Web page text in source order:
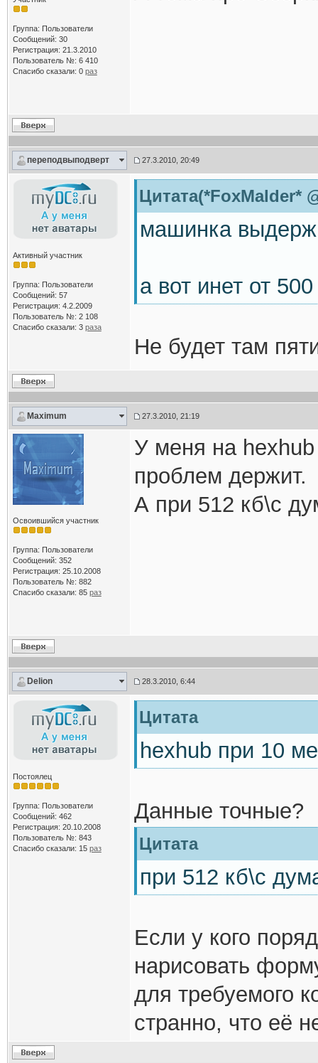
Группа: Пользователи
Сообщений: 30
Регистрация: 21.3.2010
Пользователь №: 6 410
Спасибо сказали: 0 раз
переподвыподверт 27.3.2010, 20:49
Активный участник
Группа: Пользователи
Сообщений: 57
Регистрация: 4.2.2009
Пользователь №: 2 108
Спасибо сказали: 3 раза
Цитата(*FoxMalder*
машинка
а вот инет от
Не будет там
Maximum 27.3.2010, 21:19
Освоившийся участник
Группа: Пользователи
Сообщений: 352
Регистрация: 25.10.2008
Пользователь №: 882
Спасибо сказали: 85 раз
У меня на hexhub
проблем держит.
А при 512 кб\с
Delion 28.3.2010, 6:44
Постоялец
Группа: Пользователи
Сообщений: 462
Регистрация: 20.10.2008
Пользователь №: 843
Спасибо сказали: 15 раз
Цитата
hexhub при 10
Данные точные?
Цитата
при 512 кб\с
Если у кого
нарисовать
для требуемого
странно, что её